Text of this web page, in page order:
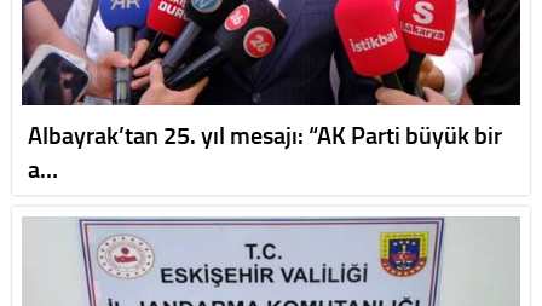
Albayrak’tan 25. yıl mesajı: “AK Parti büyük bir
a…